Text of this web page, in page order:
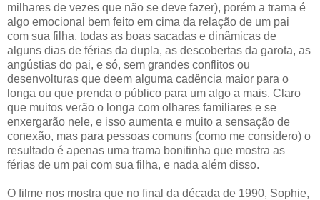
milhares de vezes que não se deve fazer), porém a trama é
algo emocional bem feito em cima da relação de um pai
com sua filha, todas as boas sacadas e dinâmicas de
alguns dias de férias da dupla, as descobertas da garota, as
angústias do pai, e só, sem grandes conflitos ou
desenvolturas que deem alguma cadência maior para o
longa ou que prenda o público para um algo a mais. Claro
que muitos verão o longa com olhares familiares e se
enxergarão nele, e isso aumenta e muito a sensação de
conexão, mas para pessoas comuns (como me considero) o
resultado é apenas uma trama bonitinha que mostra as
férias de um pai com sua filha, e nada além disso.
O filme nos mostra que no final da década de 1990, Sophie,